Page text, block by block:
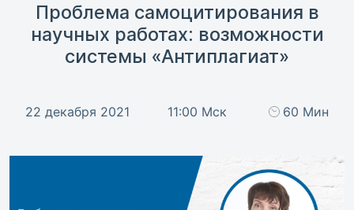
Проблема самоцитирования в
научных работах: возможности
системы «Антиплагиат»
22 декабря 2021 11:00 Мск 60 Мин